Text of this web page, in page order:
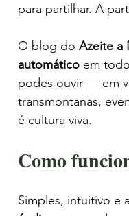
para partilhar. A
O blog do Azeite a
automático em
podes ouvir — em
transmontanas,
é cultura viva.
Como
Simples, intuitivo e